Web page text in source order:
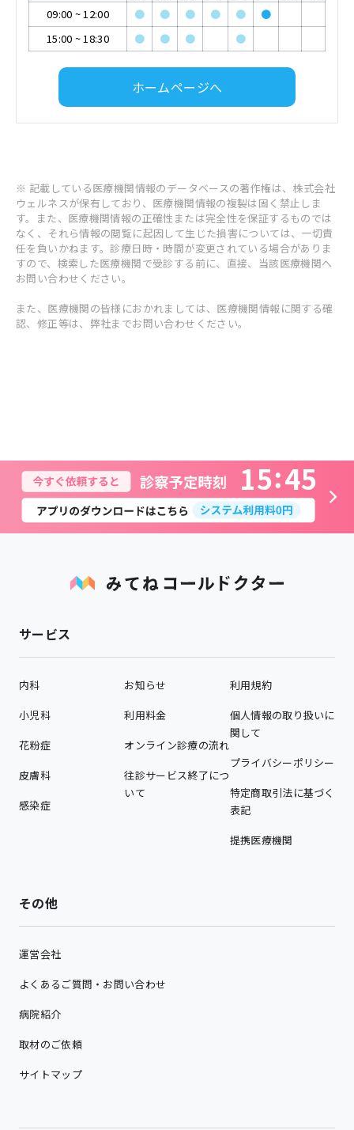
09:00 ~12:00 ● ● ● ● ●
●
15:00 ~18:30 ● ● ● ●
ホームページへ
※ 記載している医療機関情報のデータベースの著作権は、株式会社
ウェルネスが保有しており、医療機関情報の複製は固く禁止しま
す。また、医療機関情報の正確性または完全性を保証するものでは
なく、それら情報の閲覧に起因して生じた損害については、一切責
任を負いかねます。診療日時・時間が変更されている場合がありま
すので、検索した医療機関で受診する前に、直接、当該医療機関へ
お問い合わせください。
また、医療機関の皆様におかれましては、医療機関情報に関する確
認、修正等は、弊社までお問い合わせください。
15 45
サービス
内科
小児科
花粉症
皮膚科
感染症
お知らせ
利用料金
オンライン診療の流れ
往診サービス終了につ
いて
利用規約
個人情報の取り扱いに
関して
プライバシーポリシー
特定商取引法に基づく
表記
提携医療機関
その他
運営会社
よくあるご質問・お問い合わせ
病院紹介
取材のご依頼
サイトマップ